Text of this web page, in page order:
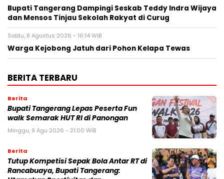
Bupati Tangerang Dampingi Seskab Teddy Indra Wijaya
dan Mensos Tinjau Sekolah Rakyat di Curug
Sabtu, 8 Agustus 2026 - 16:14 WIB
Warga Kejobong Jatuh dari Pohon Kelapa Tewas
BERITA TERBARU
Berita
Bupati Tangerang Lepas Peserta Fun
walk Semarak HUT RI di Panongan
Minggu, 9 Agu 2026 - 21:00 WIB
Berita
Tutup Kompetisi Sepak Bola Antar RT di
Rancabuaya, Bupati Tangerang: